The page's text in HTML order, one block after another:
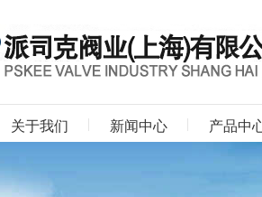
关于我们 新闻中心 产品中